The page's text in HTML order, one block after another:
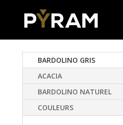
BARDOLINO GRIS
ACACIA
BARDOLINO NATUREL
COULEURS